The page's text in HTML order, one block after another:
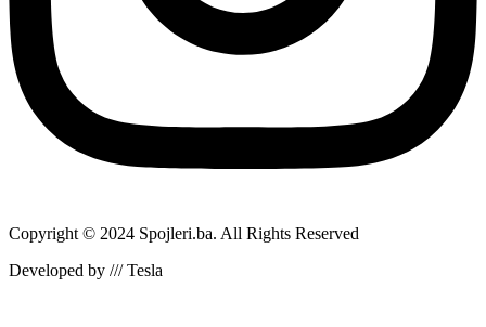
Copyright © 2024 Spojleri.ba. All Rights Reserved
Developed by /// Tesla